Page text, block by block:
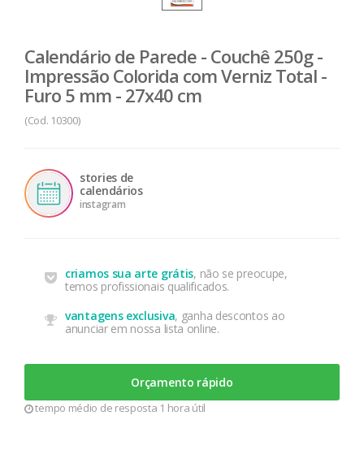
Calendário de Parede - Couchê 250g -
Impressão Colorida com Verniz Total -
Furo 5 mm - 27x40 cm
(Cod. 10300)
stories de
calendários
instagram
criamos sua arte grátis, não se preocupe,
temos profissionais qualificados.
vantagens exclusiva, ganha descontos ao
anunciar em nossa lista online.
Orçamento rápido
tempo médio de resposta 1 hora útil